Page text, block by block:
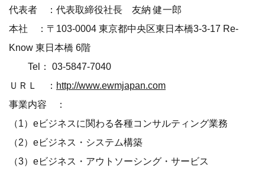
代表者 ：代表取締役社長 友納 健一郎
本社 ：〒103-0004 東京都中央区東日本橋3-3-17 Re-
Know 東日本橋 6階
Tel： 03-5847-7040
ＵＲＬ ： http://www.ewmjapan.com
事業内容 ：
（1）eビジネスに関わる各種コンサルティング業務
（2）eビジネス・システム構築
（3）eビジネス・アウトソーシング・サービス